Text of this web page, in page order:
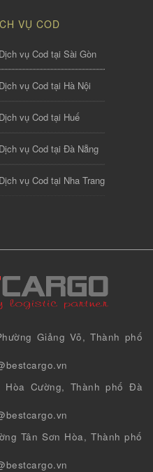
VỤ COD
Dịch vụ Cod tại Sài Gòn
Dịch vụ Cod tại Hà Nội
Dịch vụ Cod tại Huế
Dịch vụ Cod tại Đà Nẵng
Dịch vụ Cod tại Nha Trang
Giảng Võ, Thành phố
Hòa Cường, Thành phố Đà
Tân Sơn Hòa, Thành phố